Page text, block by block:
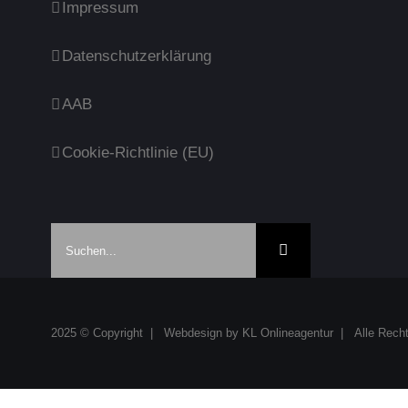
Impressum
Datenschutzerklärung
AAB
Cookie-Richtlinie (EU)
2025 © Copyright | Webdesign by KL Onlineagentur| Alle